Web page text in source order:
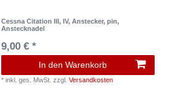
Cessna Citation III, IV, Anstecker, pin,
Anstecknadel
9,00 € *
In den Warenkorb
*inkl. ges. MwSt. zzgl.Versandkosten